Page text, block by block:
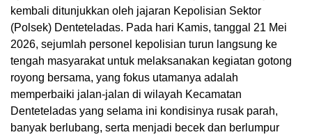
kembali ditunjukkan oleh jajaran Kepolisian Sektor
(Polsek) Denteteladas. Pada hari Kamis, tanggal 21 Mei
2026, sejumlah personel kepolisian turun langsung ke
tengah masyarakat untuk melaksanakan kegiatan gotong
royong bersama, yang fokus utamanya adalah
memperbaiki jalan-jalan di wilayah Kecamatan
Denteteladas yang selama ini kondisinya rusak parah,
banyak berlubang, serta menjadi becek dan berlumpur